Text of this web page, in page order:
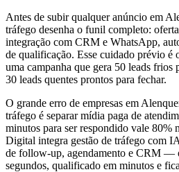
Antes de subir qualquer anúncio em
tráfego desenha o funil completo:
integração com CRM e WhatsApp,
de qualificação. Esse cuidado prévio é
uma campanha que gera 50 leads frios
30 leads quentes prontos para fechar.
O grande erro de empresas em
tráfego é separar mídia paga de
minutos para ser respondido vale 80%
Digital integra gestão de tráfego com
de follow-up, agendamento e CRM —
segundos, qualificado em minutos e